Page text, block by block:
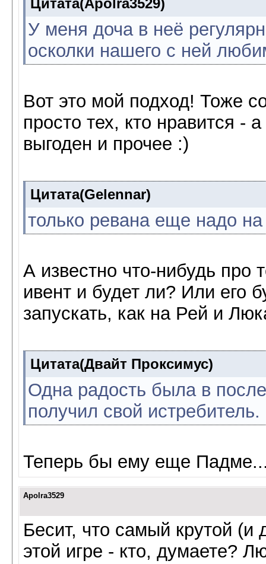
Цитата(Apolra3529)
У меня доча в неё
осколки нашего с ней
Вот это мой подход! Тоже
просто тех, кто нравится -
выгоден и прочее :)
Цитата(Gelennar)
только ревана еще надо на
А известно что-нибудь про
ивент и будет ли? Или его
запускать, как на Рей и
Цитата(Двайт Проксимус)
Одна радость была в
получил свой истребитель.
Теперь бы ему еще
Apolra3529
Бесит, что самый крутой (и
этой игре - кто, думаете?